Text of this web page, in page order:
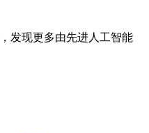
发现更多由先进人工智能